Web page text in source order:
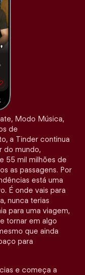
Modo Música,
de
a Tinder continua
do mundo,
55 mil milhões de
as passagens. Por
está uma
É onde vais para
nunca terias
para uma viagem,
tornar em algo
que ainda
para
e começa a